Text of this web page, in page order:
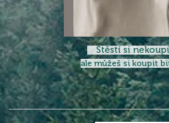
Štěstí si
ale můžeš si koupit